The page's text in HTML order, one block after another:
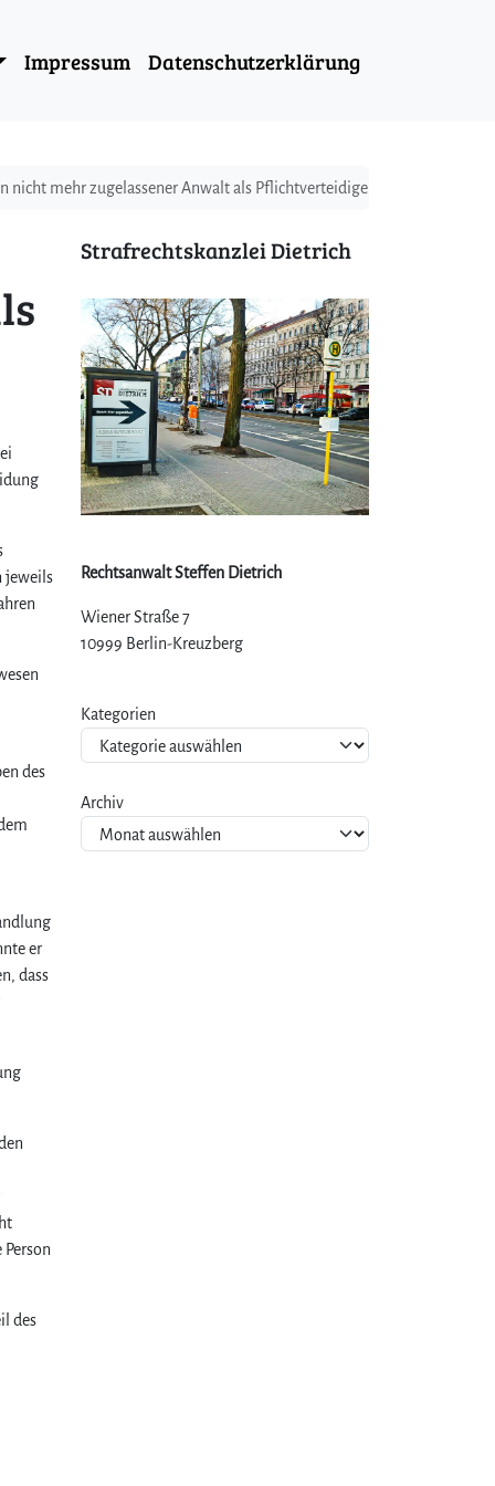
Impressum Datenschutzerklärung
nicht mehr zugelassener Anwalt als Pflichtverteidiger auftritt
jeweils
des
er
dass
des
Strafrechtskanzlei Dietrich
Rechtsanwalt Steffen Dietrich
Wiener Straße 7
10999 Berlin-Kreuzberg
Kategorien
Archiv